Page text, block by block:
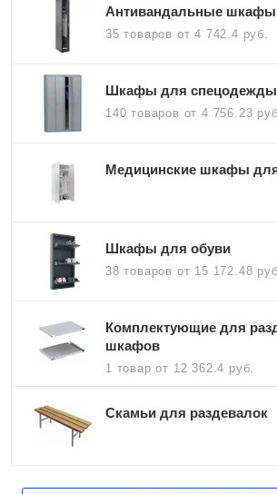
Антивандальные шкафы
35 товаров от 4 742.4 руб.
Шкафы для спецодежды
140 товаров от 4 756.23
Медицинские шкафы
Шкафы для обуви
38 товаров от 15 172.48
Комплектующие для
шкафов
1 товарот 12 362.4 руб.
Скамьи для раздевалок